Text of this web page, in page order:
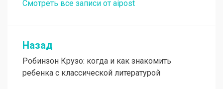
Смотреть все записи от aipost
Навигация
по
записям
Назад
Робинзон Крузо: когда и как знакомить
ребенка с классической литературой